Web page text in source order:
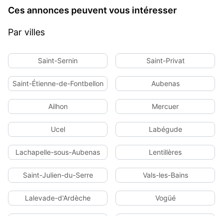
Ces annonces peuvent vous intéresser
Par villes
Saint-Sernin Saint-Privat
Saint-Étienne-de-Fontbellon Aubenas
Ailhon Mercuer
Ucel Labégude
Lachapelle-sous-Aubenas Lentillères
Saint-Julien-du-Serre Vals-les-Bains
Lalevade-d'Ardèche Vogüé